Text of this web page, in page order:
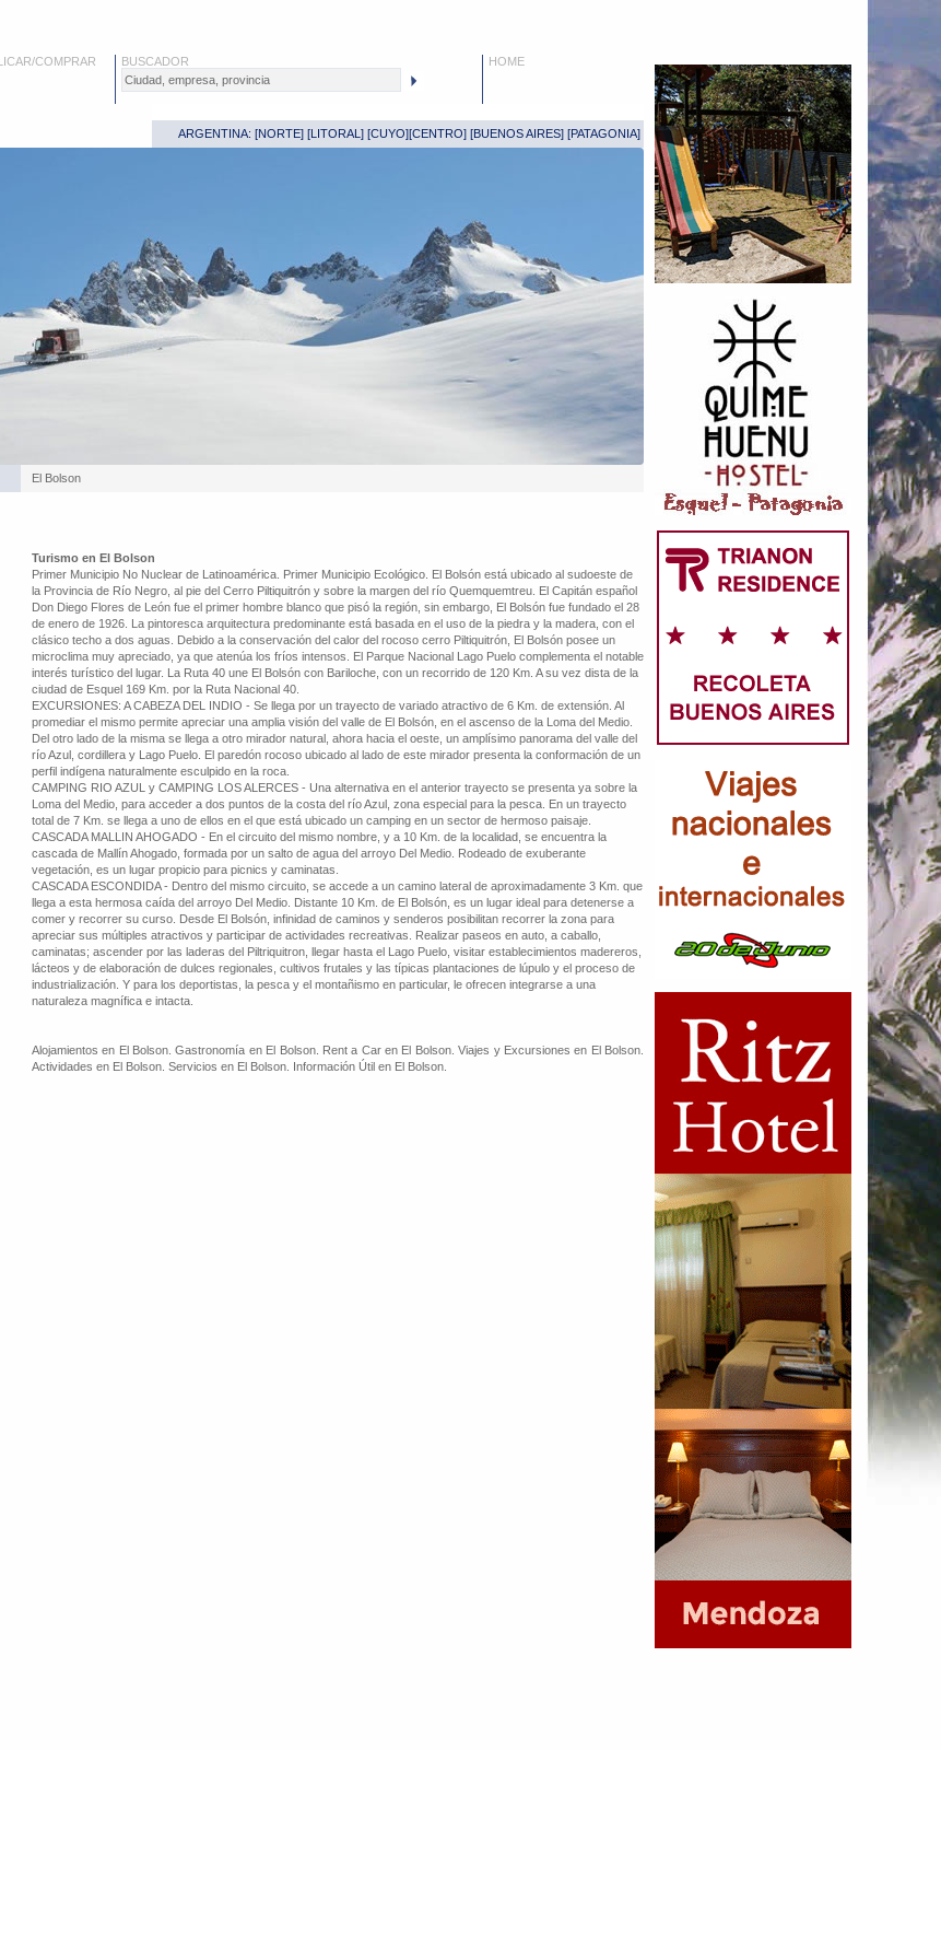
COMPRAR BUSCADOR HOME
ARGENTINA: [NORTE] [LITORAL ] [CUYO][CENTRO] [BUENOS AIRES] [PATAGONIA]
El Bolson
Turismo en El Bolson
Primer Municipio No Nuclear de Latinoamérica. Primer Municipio Ecológico. El Bolsón está ubicado al sudoeste de
la Provincia de Río Negro, al pie del Cerro Piltiquitrón y sobre la margen del río Quemquemtreu. El Capitán español
Don Diego Flores de León fue el primer hombre blanco que pisó la región, sin embargo, El Bolsón fue fundado el 28
de enero de 1926. La pintoresca arquitectura predominante está basada en el uso de la piedra y la madera, con el
clásico techo a dos aguas. Debido a la conservación del calor del rocoso cerro Piltiquitrón, El Bolsón posee un
microclima muy apreciado, ya que atenúa los fríos intensos. El Parque Nacional Lago Puelo complementa el notable
interés turístico del lugar. La Ruta 40 une El Bolsón con Bariloche, con un recorrido de 120 Km. A su vez dista de la
ciudad de Esquel 169 Km. por la Ruta Nacional 40.
EXCURSIONES: A CABEZA DEL INDIO - Se llega por un trayecto de variado atractivo de 6 Km. de extensión. Al
promediar el mismo permite apreciar una amplia visión del valle de El Bolsón, en el ascenso de la Loma del Medio.
Del otro lado de la misma se llega a otro mirador natural, ahora hacia el oeste, un amplísimo panorama del valle del
río Azul, cordillera y Lago Puelo. El paredón rocoso ubicado al lado de este mirador presenta la conformación de un
perfil indígena naturalmente esculpido en la roca.
CAMPING RIO AZUL y CAMPING LOS ALERCES - Una alternativa en el anterior trayecto se presenta ya sobre la
Loma del Medio, para acceder a dos puntos de la costa del río Azul, zona especial para la pesca. En un trayecto
total de 7 Km. se llega a uno de ellos en el que está ubicado un camping en un sector de hermoso paisaje.
CASCADA MALLIN AHOGADO - En el circuito del mismo nombre, y a 10 Km. de la localidad, se encuentra la
cascada de Mallín Ahogado, formada por un salto de agua del arroyo Del Medio. Rodeado de exuberante
vegetación, es un lugar propicio para picnics y caminatas.
CASCADA ESCONDIDA - Dentro del mismo circuito, se accede a un camino lateral de aproximadamente 3 Km. que
llega a esta hermosa caída del arroyo Del Medio. Distante 10 Km. de El Bolsón, es un lugar ideal para detenerse a
comer y recorrer su curso. Desde El Bolsón, infinidad de caminos y senderos posibilitan recorrer la zona para
apreciar sus múltiples atractivos y participar de actividades recreativas. Realizar paseos en auto, a caballo,
caminatas; ascender por las laderas del Piltriquitron, llegar hasta el Lago Puelo, visitar establecimientos madereros,
lácteos y de elaboración de dulces regionales, cultivos frutales y las típicas plantaciones de lúpulo y el proceso de
industrialización. Y para los deportistas, la pesca y el montañismo en particular, le ofrecen integrarse a una
naturaleza magnífica e intacta.
Alojamientos en El Bolson. Gastronomía en El Bolson. Rent a Car en El Bolson. Viajes y Excursiones en El Bolson.
Actividades en El Bolson. Servicios en El Bolson. Información Útil en El Bolson.